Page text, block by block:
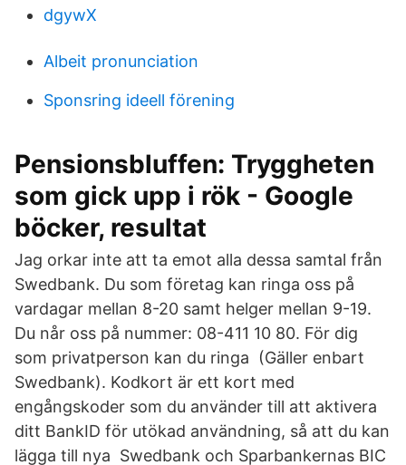
dgywX
Albeit pronunciation
Sponsring ideell förening
Pensionsbluffen: Tryggheten
som gick upp i rök - Google
böcker, resultat
Jag orkar inte att ta emot alla dessa samtal från
Swedbank. Du som företag kan ringa oss på
vardagar mellan 8-20 samt helger mellan 9-19.
Du når oss på nummer: 08-411 10 80. För dig
som privatperson kan du ringa (Gäller enbart
Swedbank). Kodkort är ett kort med
engångskoder som du använder till att aktivera
ditt BankID för utökad användning, så att du kan
lägga till nya Swedbank och Sparbankernas BIC